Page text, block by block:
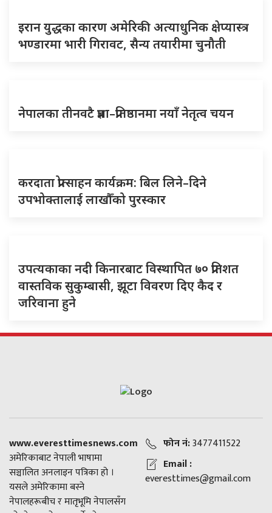
इरान युद्धका कारण अमेरिकी अत्याधुनिक क्षेप्यास्त्र
भण्डारमा भारी गिरावट, सैन्य तयारीमा चुनौती
नेपालका तीनवटै प्रज्ञा–प्रतिष्ठानमा नयाँ नेतृत्व चयन
करदाता प्रोत्साहन कार्यक्रम: बिल लिने–दिने
उपभोक्तालाई लाखौँको पुरस्कार
उपत्यकाका नदी किनारबाट विस्थापित ७० प्रतिशत
वास्तविक सुकुम्बासी, झूटा विवरण दिए कैद र
जरिवाना हुने
www.everesttimesnews.com
अमेरिकाबाट नेपाली भाषामा
सञ्चालित अनलाइन पत्रिका हो ।
यसले अमेरिकामा बस्ने
नेपालहरूबीच र मातृभूमि नेपालसँग
फोन नं:3477411522
Email :
everesttimes@gmail.com